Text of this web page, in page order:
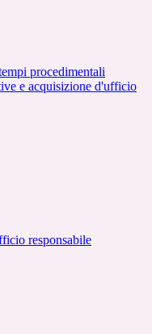
procedimentali
e acquisizione d'ufficio
responsabile